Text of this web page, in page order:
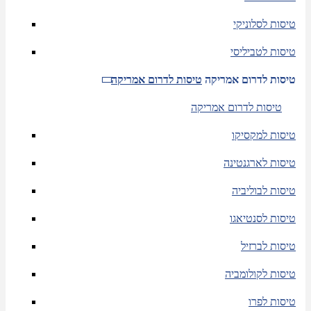
טיסות לסלוניקי
טיסות לטביליסי
טיסות לדרום אמריקה טיסות לדרום אמריקה
טיסות לדרום אמריקה
טיסות למקסיקו
טיסות לארגנטינה
טיסות לבוליביה
טיסות לסנטיאגו
טיסות לברזיל
טיסות לקולומביה
טיסות לפרו